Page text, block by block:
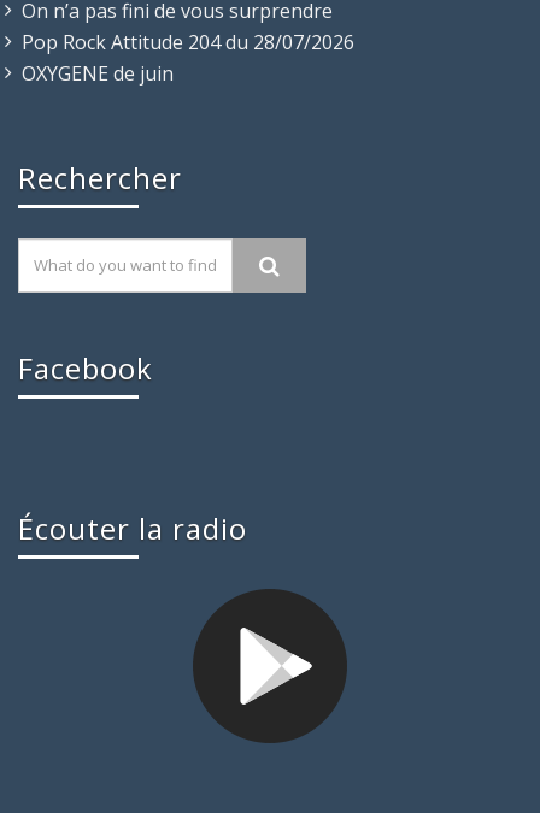
On n’a pas fini de vous surprendre
Pop Rock Attitude 204 du 28/07/2026
OXYGENE de juin
Rechercher
Facebook
Écouter la radio